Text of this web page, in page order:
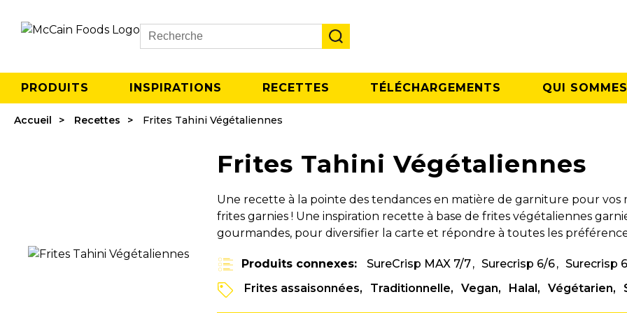
Search
PRODUITS INSPIRATIONS RECETTES TÉLÉCHARGEMENTS QUI
Accueil Recettes Frites Tahini Végétaliennes
Frites Tahini Végétaliennes
Une recette à la pointe des tendances en matière de garniture pour vos
frites garnies ! Une inspiration recette à base de frites végétaliennes
gourmandes, pour diversifier la carte et répondre à toutes les
Produits connexes: SureCrisp MAX 7/7 Surecrisp 6/6
Surecrisp
Frites assaisonnées
Traditionnelle Vegan Halal Végétarien